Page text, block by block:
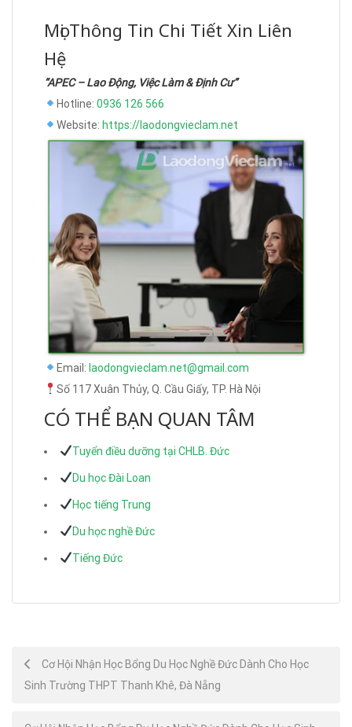
Mọi Thông Tin Chi Tiết Xin Liên
Hệ
“APEC – Lao Động, Việc Làm & Định Cư”
Hotline: 0936 126 566
Website: https://laodongvieclam.net
Email: laodongvieclam.net@gmail.com
Số 117 Xuân Thủy, Q. Cầu Giấy, TP. Hà Nội
CÓ THỂ BẠN QUAN TÂM
Tuyển điều dưỡng tại CHLB. Đức
Du học Đài Loan
Học tiếng Trung
Du học nghề Đức
Tiếng Đức
Post
navigation
Cơ Hội Nhận Học Bổng Du Học Nghề Đức Dành Cho Học
Sinh Trường THPT Thanh Khê, Đà Nẵng